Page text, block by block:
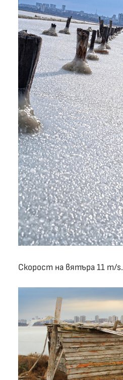
Скорост на вятъра 11 m/s.